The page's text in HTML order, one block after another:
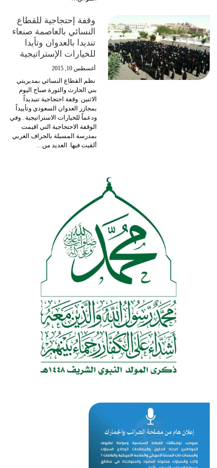
وقفة إحتجاجية للقطاع
النسائي بالعاصمة صنعاء
تنديدا بالعدوان وتأيدا
للخيارات الإستراتيجية
أغسطس 10, 2015
نظم القطاع النسائي بمديريتي
بني الحارث والثورة صباح اليوم
الاثنين وقفة احتجاجية تنيديداً
بمجازر العدوان السعودي وتأييداً
ودعماً للخيارات الاستراتيجية . وفي
الوقفة الاحتجاجية التي اقيمت
بمدرسة المسيلة بالجراف الغربي
ألقيت فيها العديد من…